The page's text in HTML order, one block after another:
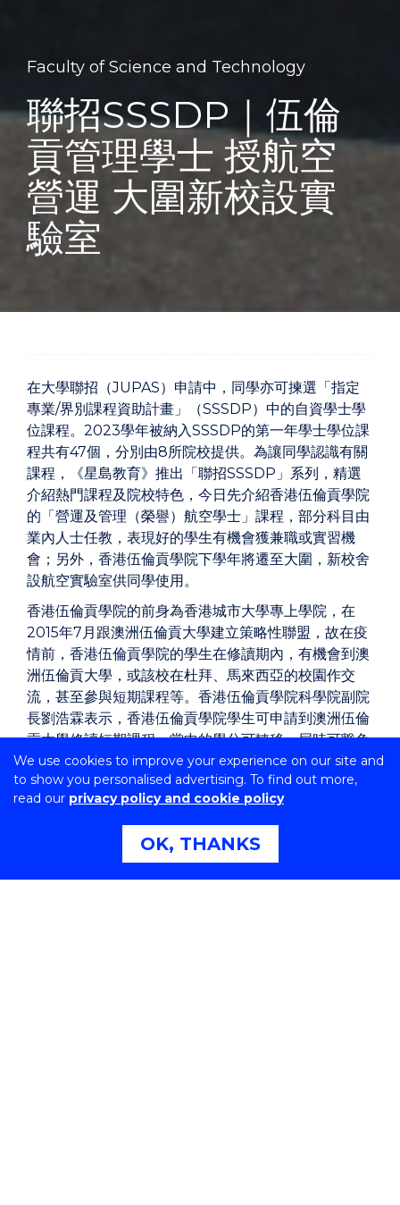
We use cookies to improve your experience on our site and
to show you personalised advertising. To find out more,
read our privacy policy and cookie policy
OK, THANKS
Faculty of Science and Technology
聯招SSSDP｜伍倫
貢管理學士 授航空
營運 大圍新校設實
驗室
在大學聯招（JUPAS）申請中，同學亦可揀選「指定
專業/界別課程資助計畫」（SSSDP）中的自資學士學
位課程。2023學年被納入SSSDP的第一年學士學位課
程共有47個，分別由8所院校提供。為讓同學認識有關
課程，《星島教育》推出「聯招SSSDP」系列，精選
介紹熱門課程及院校特色，今日先介紹香港伍倫貢學院
的「營運及管理（榮譽）航空學士」課程，部分科目由
業內人士任教，表現好的學生有機會獲兼職或實習機
會；另外，香港伍倫貢學院下學年將遷至大圍，新校舍
設航空實驗室供同學使用。
香港伍倫貢學院的前身為香港城市大學專上學院，在
2015年7月跟澳洲伍倫貢大學建立策略性聯盟，故在疫
情前，香港伍倫貢學院的學生在修讀期內，有機會到澳
洲伍倫貢大學，或該校在杜拜、馬來西亞的校園作交
流，甚至參與短期課程等。香港伍倫貢學院科學院副院
長劉浩霖表示，香港伍倫貢學院學生可申請到澳洲伍倫
貢大學修讀短期課程，當中的學分可轉移，屆時可豁免
部分學分。